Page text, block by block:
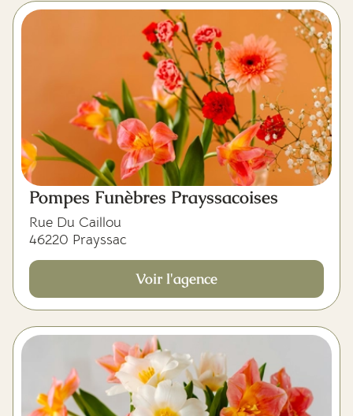
Pompes Funèbres Prayssacoises
Rue Du Caillou
46220 Prayssac
Voir l'agence